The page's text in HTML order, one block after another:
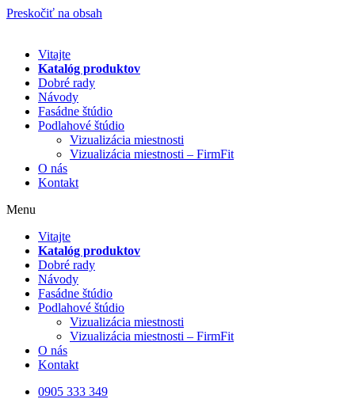
Preskočiť na obsah
Vitajte
Katalóg produktov
Dobré rady
Návody
Fasádne štúdio
Podlahové štúdio
Vizualizácia miestnosti
Vizualizácia miestnosti – FirmFit
O nás
Kontakt
Menu
Vitajte
Katalóg produktov
Dobré rady
Návody
Fasádne štúdio
Podlahové štúdio
Vizualizácia miestnosti
Vizualizácia miestnosti – FirmFit
O nás
Kontakt
0905 333 349